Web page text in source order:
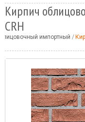
Кирпич
CRH
импортный